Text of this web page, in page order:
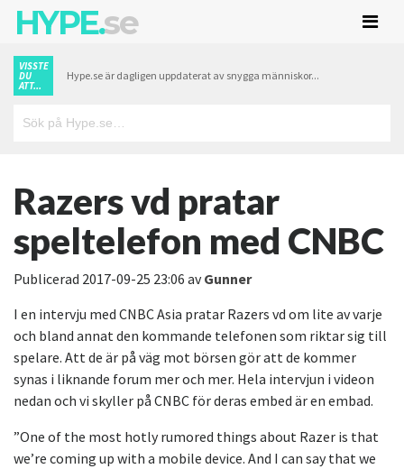
HYPE.se
VISSTE
DU
ATT...
Hype.se är dagligen uppdaterat av snygga människor...
Razers vd pratar
speltelefon med CNBC
Publicerad 2017-09-25 23:06 avGunner
I en intervju med CNBC Asia pratar Razers vd om lite av varje
och bland annat den kommande telefonen som riktar sig till
spelare. Att de är på väg mot börsen gör att de kommer
synas i liknande forum mer och mer. Hela intervjun i videon
nedan och vi skyller på CNBC för deras embed är en embad.
”One of the most hotly rumored things about Razer is that
we’re coming up with a mobile device. And I can say that we